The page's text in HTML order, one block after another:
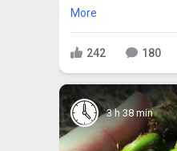
More
242 180
3 h 38 min